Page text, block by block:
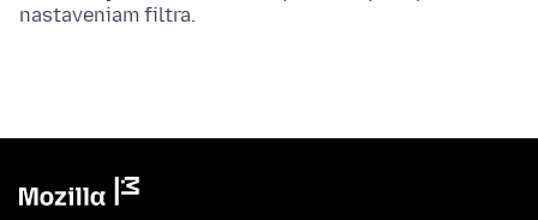
nastaveniam filtra.